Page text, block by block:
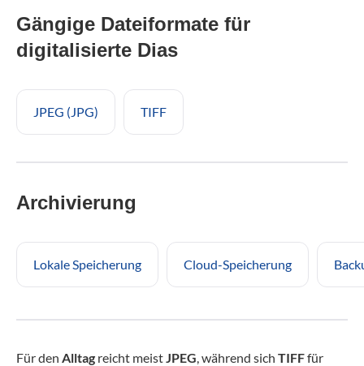
Gängige Dateiformate für
digitalisierte Dias
JPEG (JPG) TIFF
Archivierung
Lokale Speicherung Cloud-Speicherung
Für den Alltag reicht meistJPEG, während sich TIFFfür